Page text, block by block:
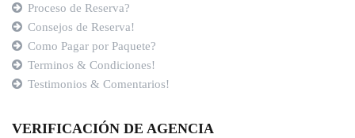
Proceso de Reserva?
Consejos de Reserva!
Como Pagar por Paquete?
Terminos & Condiciones!
Testimonios & Comentarios!
VERIFICACIÓN DE AGENCIA